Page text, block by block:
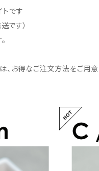
です
です）
お得なご注文方法をご用意